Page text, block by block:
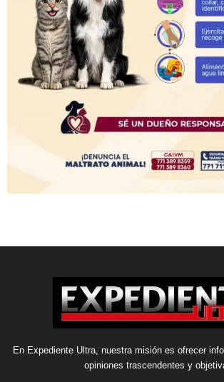
En Expediente Ultra, nuestra misión es ofrecer
opiniones trascendentes y